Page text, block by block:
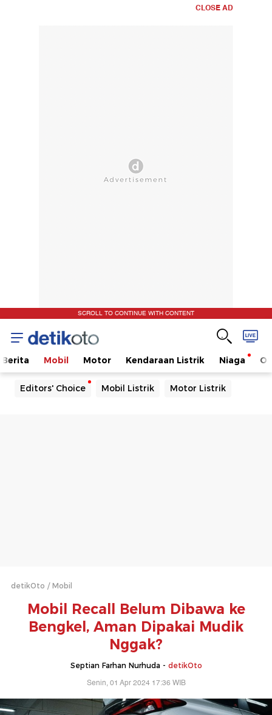
CLOSE AD
SCROLL TO CONTINUE WITH CONTENT
Berita Mobil Motor Kendaraan Listrik Niaga
Editors' Choice Mobil Listrik Motor Listrik
detikOto Mobil
Mobil Recall Belum Dibawa ke
Bengkel, Aman Dipakai Mudik
Nggak?
Septian Farhan Nurhuda - detikOto
Senin, 01 Apr 2024 17:36 WIB